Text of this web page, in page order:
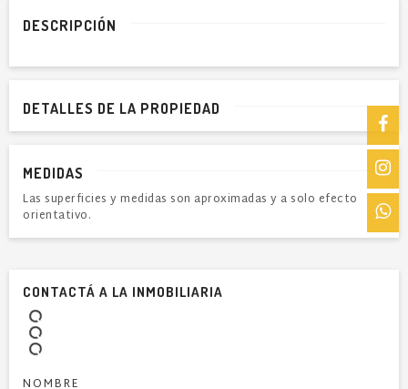
DESCRIPCIÓN
DETALLES DE LA PROPIEDAD
MEDIDAS
Las superficies y medidas son aproximadas y a solo efecto
orientativo.
CONTACTÁ A LA INMOBILIARIA